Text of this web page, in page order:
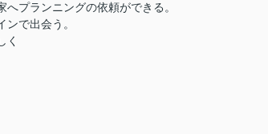
プランニングの依頼ができる。
で出会う。
く